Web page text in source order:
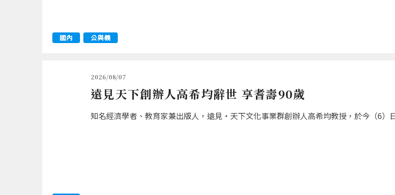
國內 公與義
2026/08/07
遠見天下創辦人高希均辭世 享耆壽90歲
知名經濟學者、教育家兼出版人，遠見‧天下文化事業群創辦人高希均教授，於今（6